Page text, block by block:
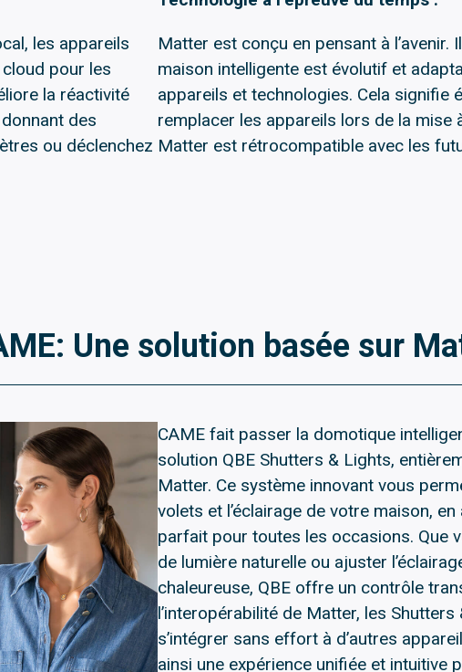
les appareils
pour les
la réactivité
des
ou déclenchez
Matter est conçu en pensant à
maison intelligente est évolutif et
appareils et technologies. Cela signifie
remplacer les appareils lors de la mise
Matter est rétrocompatible avec les
Une solution basée sur
CAME fait passer la domotique
solution QBE Shutters & Lights,
Matter. Ce système innovant vous
volets et l’éclairage de votre maison,
parfait pour toutes les occasions. Que
de lumière naturelle ou ajuster
chaleureuse, QBE offre un contrôle
l’interopérabilité de Matter, les
s’intégrer sans effort à d’autres
ainsi une expérience unifiée et intuitive